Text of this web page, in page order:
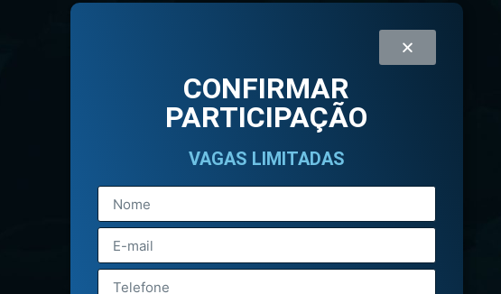
CONFIRMAR
PARTICIPAÇÃO
VAGAS LIMITADAS